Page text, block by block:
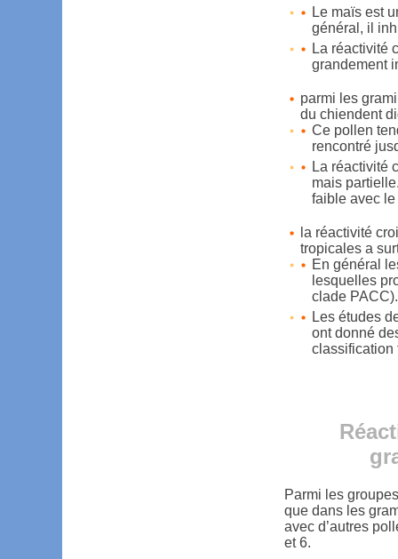
Le maïs est
général, il
La réactivité
grandement
parmi les
du chiendent
Ce pollen
rencontré
La réactivité
mais
faible avec
la réactivité
tropicales a
En général
lesquelles
clade PACC).
Les études
ont donné
classification
Parmi les
que dans les
avec d’autres
et 6.